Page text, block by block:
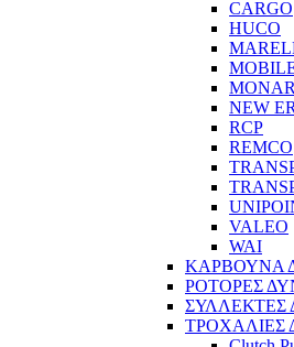
CARGO
HUCO
NEW
RCP
REMCO
VALEO
WAI
ΚΑΡΒΟΥΝΑ
ΡΟΤΟΡΕΣ